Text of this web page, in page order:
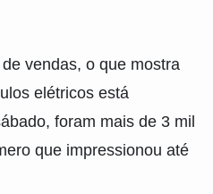
vendas, o que mostra
elétricos está
foram mais de 3 mil
que impressionou até